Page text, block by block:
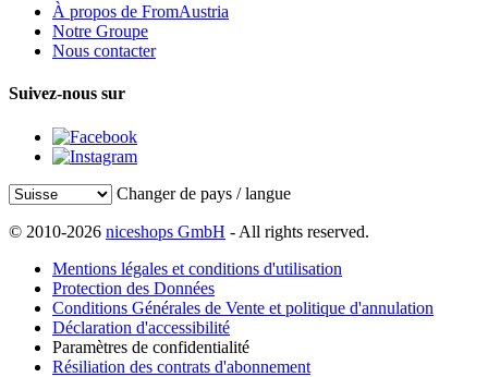
À propos de FromAustria
Notre Groupe
Nous contacter
Suivez-nous sur
Changer de pays / langue
© 2010-2026 niceshops GmbH - All rights reserved.
Mentions légales et conditions d'utilisation
Protection des Données
Conditions Générales de Vente et politique d'annulation
Déclaration d'accessibilité
Paramètres de confidentialité
Résiliation des contrats d'abonnement